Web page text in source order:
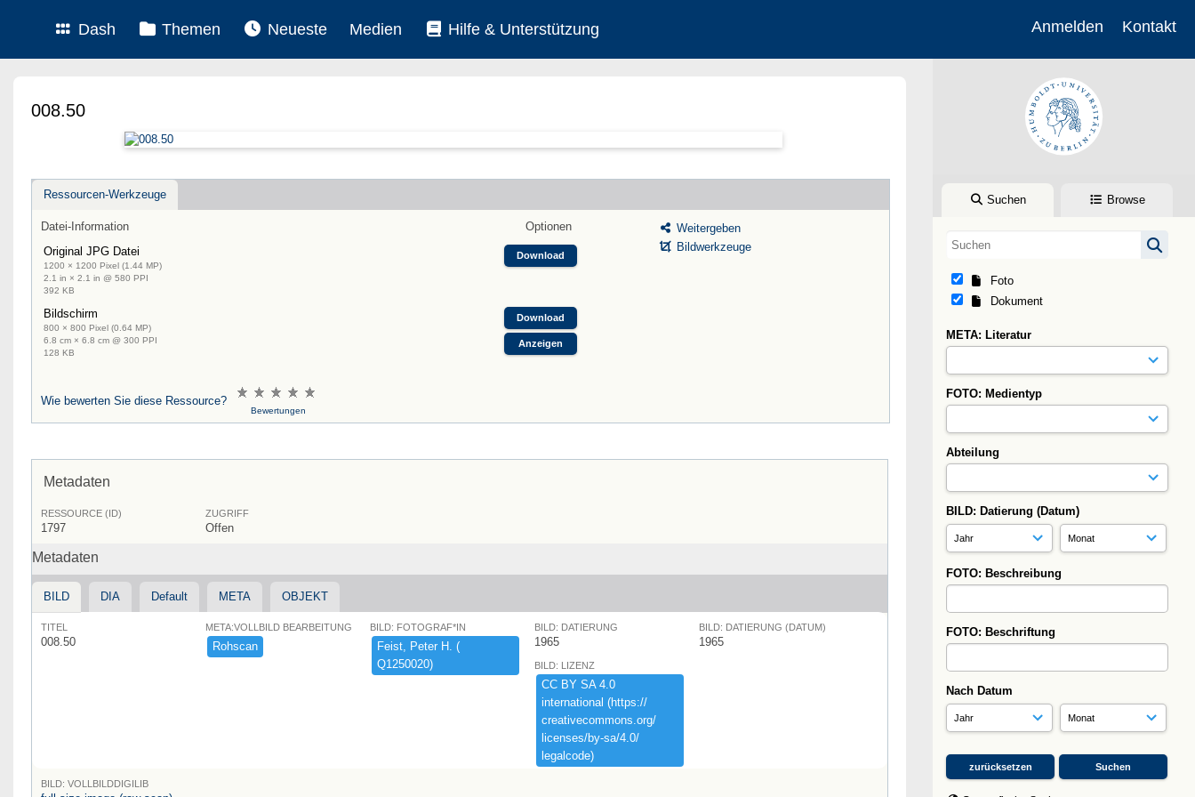
Dash Themen Neueste Medien Hilfe & Unterstützung Anmelden Kontakt
Suchen Browse
Foto
Dokument
META: Literatur
FOTO: Medientyp
Abteilung
BILD: Datierung (Datum)
FOTO: Beschreibung
FOTO: Beschriftung
Nach Datum
008.50
Ressourcen-Werkzeuge
Datei-Information
Optionen
Original JPG Datei
1200 × 1200 Pixel (1.44 MP)
2.1 in × 2.1 in @ 580 PPI
392 KB
Download
Bildschirm
800 × 800 Pixel (0.64 MP)
6.8 cm × 6.8 cm @ 300 PPI
128 KB
Download
Anzeigen
Weitergeben
Bildwerkzeuge
Wie bewerten Sie diese Ressource?
Bewertungen
Metadaten
RESSOURCE (ID)
1797
ZUGRIFF
Offen
Metadaten
BILD DIA Default META OBJEKT
TITEL
008.50
META:VOLLBILD BEARBEITUNG
Rohscan
BILD: FOTOGRAF*IN
Feist,​ ​Peter ​H.​ ​(​
Q1250020)​
BILD: DATIERUNG
1965
BILD: DATIERUNG (DATUM)
1965
BILD: LIZENZ
CC ​BY ​SA ​4.​0 ​
international ​(​https:​/​/​
creativecommons.​org/​
licenses/​by-​sa/​4.​0/​
legalcode)​
BILD: VOLLBILDDIGILIB